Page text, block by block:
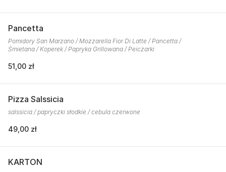
Pancetta
Pomidory San Marzano / Mozzarella Fior Di Latte / Pancetta /
Śmietana / Koperek / Papryka Grillowana / Peiczarki
51,00 zł
Pizza Salssicia
salssicia / papryczki słodkie / cebula czerwone
49,00 zł
KARTON